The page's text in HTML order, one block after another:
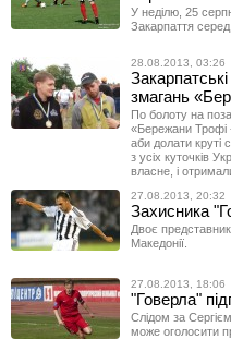
У неділю, 25
Закарпаття серед
28.08.2013, 03:26
змагань
По болоту на
«Бережани Трофі
аби долати круті
з усіх куточків
власне, і
27.08.2013, 20:32
Захисника
Двоє
Македонії.
27.08.2013, 18:06
"Говерла"
Слідом за
може оголосити